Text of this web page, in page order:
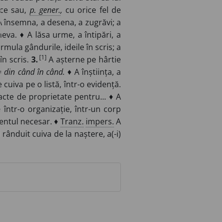
sau, p. gener., cu orice fel de
A însemna, a desena, a zugrăvi; a
♦ A lăsa urme, a întipări, a
gândurile, ideile în scris; a
scris. 3. [1] A așterne pe hârtie
din când în când. ♦ A înștiința, a
pe o listă, într-o evidență.
de proprietate pentru... ♦ A
într-o organizație, într-un corp
necesar. ♦ Tranz. impers. A
rânduit cuiva de la naștere, a(-i)